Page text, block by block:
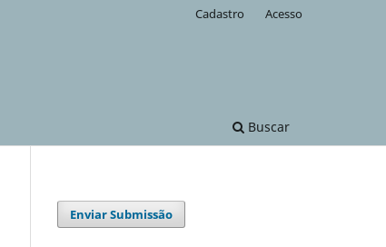
Buscar
Cadastro Acesso
Enviar Submissão